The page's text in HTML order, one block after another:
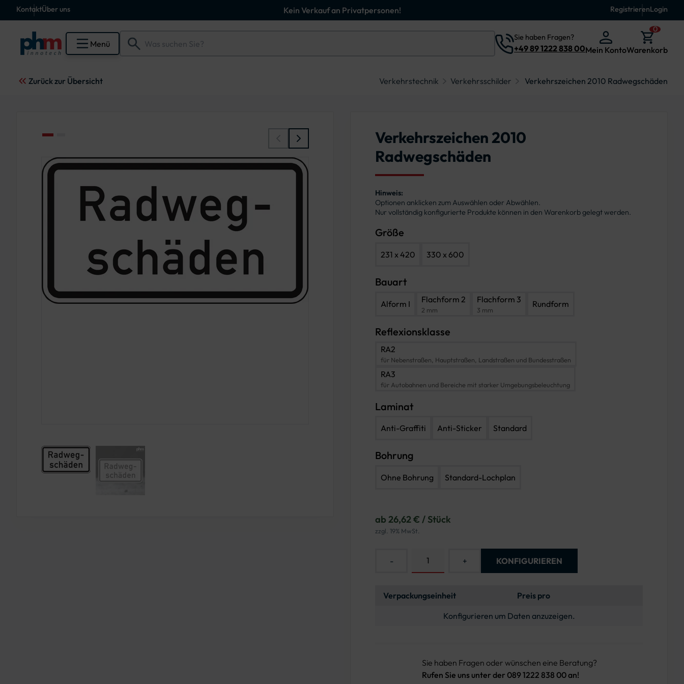
KontaktÜber uns Kein Verkauf an Privatpersonen! RegistrierenLogin
Menü
Sie haben Fragen?
+49 89 1222 838 00Mein Konto
0
Warenkorb
Zurück zur Übersicht Verkehrstechnik Verkehrsschilder Verkehrszeichen 2010 Radwegschäden
Verkehrszeichen 2010
Radwegschäden
Hinweis:
Optionen anklicken zum Auswählen oder Abwählen.
Nur vollständig konfigurierte Produkte können in den Warenkorb gelegt werden.
Größe
231 x 420 330 x 600
Bauart
Alform I Flachform 2
2 mm
Flachform 3
3 mm
Rundform
Reflexionsklasse
RA2
für Nebenstraßen, Hauptstraßen, Landstraßen und Bundesstraßen
RA3
für Autobahnen und Bereiche mit starker Umgebungsbeleuchtung
Laminat
Anti-Graffiti Anti-Sticker Standard
Bohrung
Ohne Bohrung Standard-Lochplan
ab 26,62 € / Stück
zzgl. 19% MwSt.
- + KONFIGURIEREN
Verpackungseinheit
Preis pro
Konfigurieren um Daten anzuzeigen.
Sie haben Fragen oder wünschen eine Beratung?
Rufen Sie uns unter der 089 1222 838 00 an!